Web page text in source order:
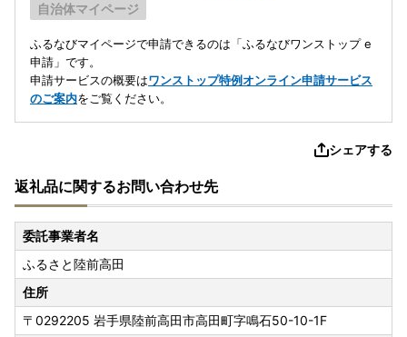
自治体マイページ
ふるなびマイページで申請できるのは「ふるなびワンストップ e
申請」です。
申請サービスの概要はワンストップ特例オンライン申請サービス
のご案内をご覧ください。
シェアする
返礼品に関するお問い合わせ先
委託事業者名
ふるさと陸前高田
住所
〒0292205 岩手県陸前高田市高田町字鳴石50-10-1F